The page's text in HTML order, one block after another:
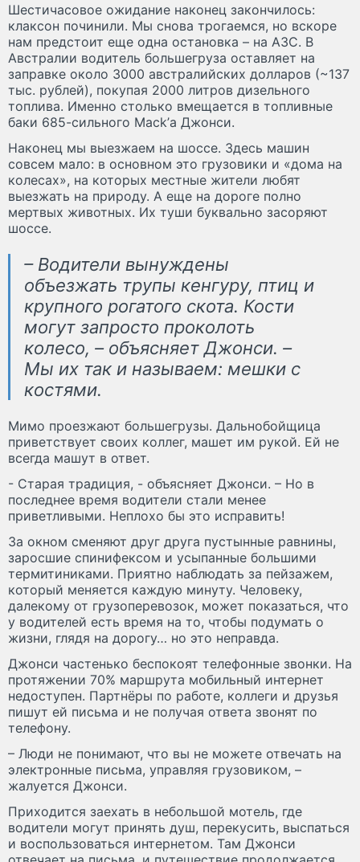
Шестичасовое ожидание наконец закончилось:
клаксон починили. Мы снова трогаемся, но вскоре
нам предстоит еще одна остановка – на АЗС. В
Австралии водитель большегруза оставляет на
заправке около 3000 австралийских долларов (~137
тыс. рублей), покупая 2000 литров дизельного
топлива. Именно столько вмещается в топливные
баки 685-сильного Mack’а Джонси.
Наконец мы выезжаем на шоссе. Здесь машин
совсем мало: в основном это грузовики и «дома на
колесах», на которых местные жители любят
выезжать на природу. А еще на дороге полно
мертвых животных. Их туши буквально засоряют
шоссе.
– Водители вынуждены
объезжать трупы кенгуру, птиц и
крупного рогатого скота. Кости
могут запросто проколоть
колесо, – объясняет Джонси. –
Мы их так и называем: мешки с
костями.
Мимо проезжают большегрузы. Дальнобойщица
приветствует своих коллег, машет им рукой. Ей не
всегда машут в ответ.
- Старая традиция, - объясняет Джонси. – Но в
последнее время водители стали менее
приветливыми. Неплохо бы это исправить!
За окном сменяют друг друга пустынные равнины,
заросшие спинифексом и усыпанные большими
термитиниками. Приятно наблюдать за пейзажем,
который меняется каждую минуту. Человеку,
далекому от грузоперевозок, может показаться, что
у водителей есть время на то, чтобы подумать о
жизни, глядя на дорогу… но это неправда.
Джонси частенько беспокоят телефонные звонки. На
протяжении 70% маршрута мобильный интернет
недоступен. Партнёры по работе, коллеги и друзья
пишут ей письма и не получая ответа звонят по
телефону.
– Люди не понимают, что вы не можете отвечать на
электронные письма, управляя грузовиком, –
жалуется Джонси.
Приходится заехать в небольшой мотель, где
водители могут принять душ, перекусить, выспаться
и воспользоваться интернетом. Там Джонси